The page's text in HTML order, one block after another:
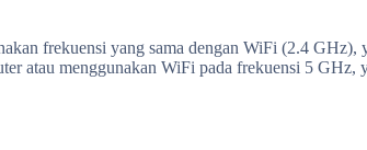
frekuensi yang sama dengan WiFi (2.4 GHz),
atau menggunakan WiFi pada frekuensi 5 GHz,